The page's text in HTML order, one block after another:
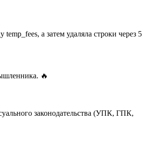
а затем удаляла строки через 5
🔥
законодательства (УПК, ГПК,